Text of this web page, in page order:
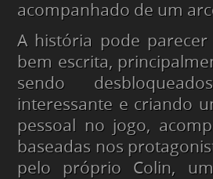
acompanhado de um
A história pode
bem escrita,
sendo
interessante e criando
pessoal no jogo,
baseadas nos
pelo próprio Colin,